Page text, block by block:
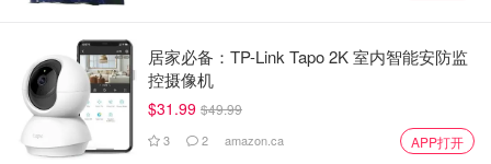
居家必备：TP-Link Tapo 2K 室内智能安防监
控摄像机
$31.99 $49.99
3 2 amazon.ca APP打开